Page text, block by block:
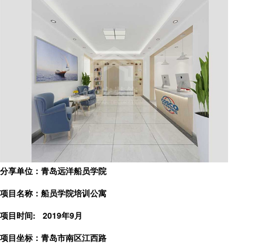
分享单位：青岛远洋船员学院
项目名称：船员学院培训公寓
项目时间: 2019年9月
项目坐标：青岛市南区江西路